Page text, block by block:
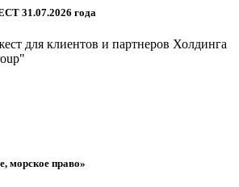
31.07.2026 года
для клиентов и партнеров Холдинга
морское право»